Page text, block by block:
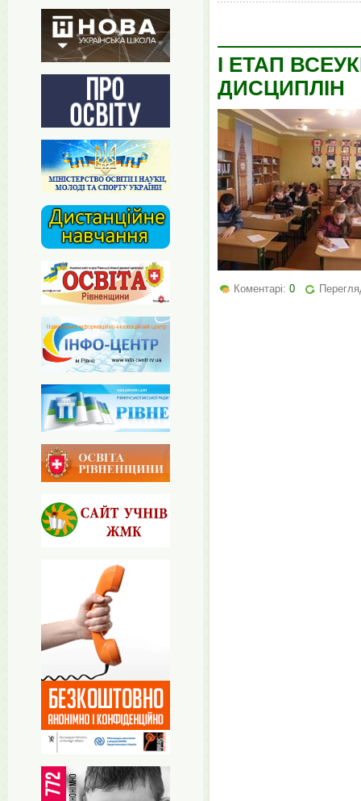
І ЕТАП
ДИСЦИПЛІН
Коментарі: 0